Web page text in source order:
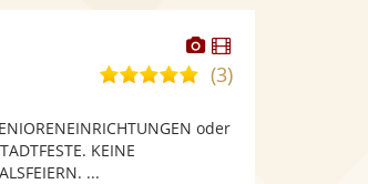
Dieser
Künstler
stellt
Fotos
bereit.
Dieser
Künstler
5,0
5
(3)
oder
KEINE
...